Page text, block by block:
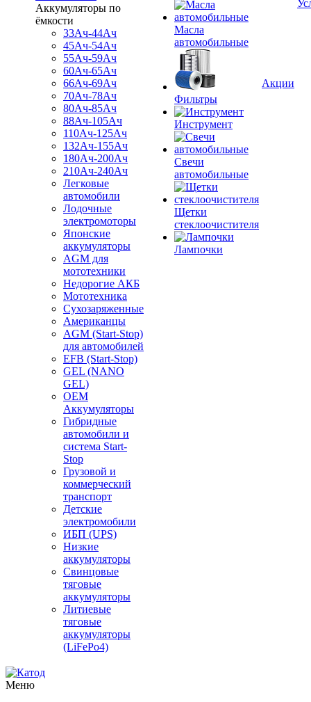
Аккумуляторы по
ёмкости
33Ач-44Ач
45Ач-54Ач
55Ач-59Ач
60Ач-65Ач
66Ач-69Ач
70Ач-78Ач
80Ач-85Ач
88Ач-105Ач
110Ач-125Ач
132Ач-155Ач
180Ач-200Ач
210Ач-240Ач
Легковые
автомобили
Лодочные
электромоторы
Японские
аккумуляторы
AGM для
мототехники
Недорогие АКБ
Мототехника
Сухозаряженные
Американцы
AGM (Start-Stop)
для автомобилей
EFB (Start-Stop)
GEL (NANO
GEL)
OEM
Аккумуляторы
Гибридные
автомобили и
система Start-
Stop
Грузовой и
коммерческий
транспорт
Детские
электромобили
ИБП (UPS)
Низкие
аккумуляторы
Свинцовые
тяговые
аккумуляторы
Литиевые
тяговые
аккумуляторы
(LiFePo4)
Масла
автомобильные
Фильтры
Инструмент
Свечи
автомобильные
Щетки
стеклоочистителя
Лампочки
Акции
Меню